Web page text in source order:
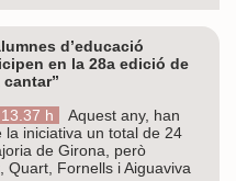
d’educació
en la 28a edició de
h
Aquest any, han
la iniciativa un total de 24
de Girona, però
Quart, Fornells i Aiguaviva